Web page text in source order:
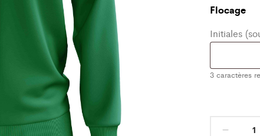
Flocage
Initiales
3caractères
Haut